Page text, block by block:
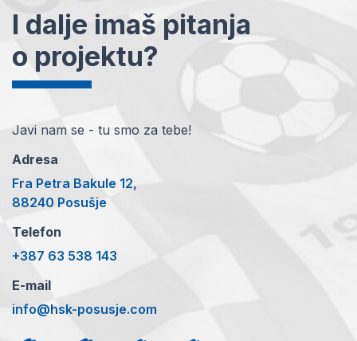
I dalje imaš pitanja
o projektu?
Javi nam se - tu smo za tebe!
Adresa
Fra Petra Bakule 12,
88240 Posušje
Telefon
+387 63 538 143
E-mail
info@hsk-posusje.com